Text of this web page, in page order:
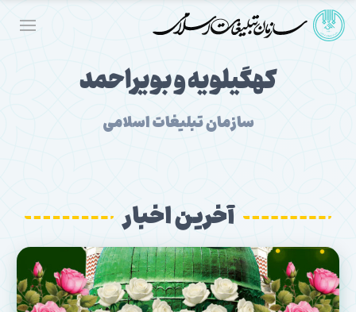
کهگیلویه و بویراحمد
سازمان تبلیغات اسلامی
آخرین اخبار